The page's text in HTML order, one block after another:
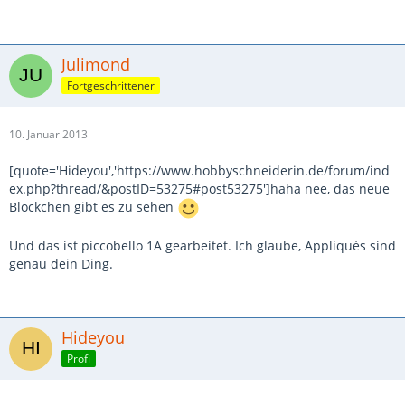
Julimond
Fortgeschrittener
10. Januar 2013
[quote='Hideyou','https://www.hobbyschneiderin.de/forum/ind
ex.php?thread/&postID=53275#post53275']haha nee, das neue
Blöckchen gibt es zu sehen
Und das ist piccobello 1A gearbeitet. Ich glaube, Appliqués sind
genau dein Ding.
Hideyou
Profi